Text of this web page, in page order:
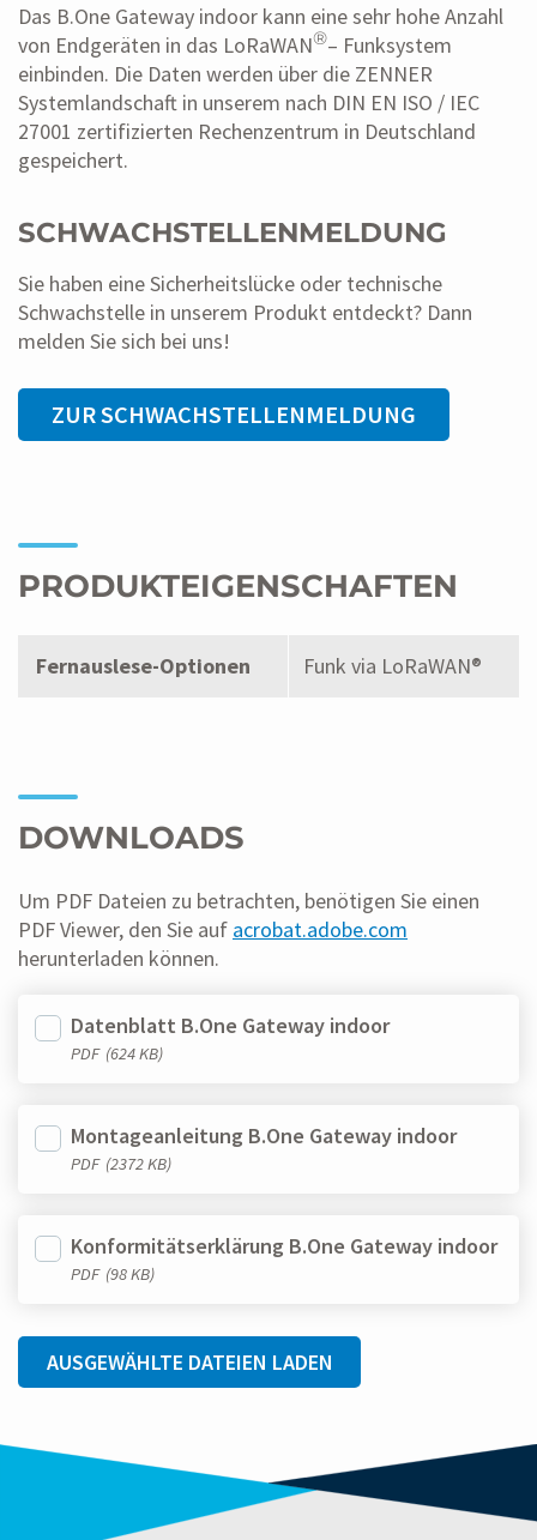
Das B.One Gateway indoor kann eine sehr hohe Anzahl
von Endgeräten in das LoRaWAN®– Funksystem
einbinden. Die Daten werden über die ZENNER
Systemlandschaft in unserem nach DIN EN ISO / IEC
27001 zertifizierten Rechenzentrum in Deutschland
gespeichert.
SCHWACHSTELLENMELDUNG
Sie haben eine Sicherheitslücke oder technische
Schwachstelle in unserem Produkt entdeckt? Dann
melden Sie sich bei uns!
ZUR SCHWACHSTELLENMELDUNG
PRODUKTEIGENSCHAFTEN
Fernauslese-Optionen Funk via LoRaWAN®
DOWNLOADS
Um PDF Dateien zu betrachten, benötigen Sie einen
PDF Viewer, den Sie auf acrobat.adobe.com
herunterladen können.
Datenblatt B.One Gateway indoor
PDF (624 KB)
Montageanleitung B.One Gateway indoor
PDF (2372 KB)
Konformitätserklärung B.One Gateway indoor
PDF (98 KB)
AUSGEWÄHLTE DATEIEN LADEN